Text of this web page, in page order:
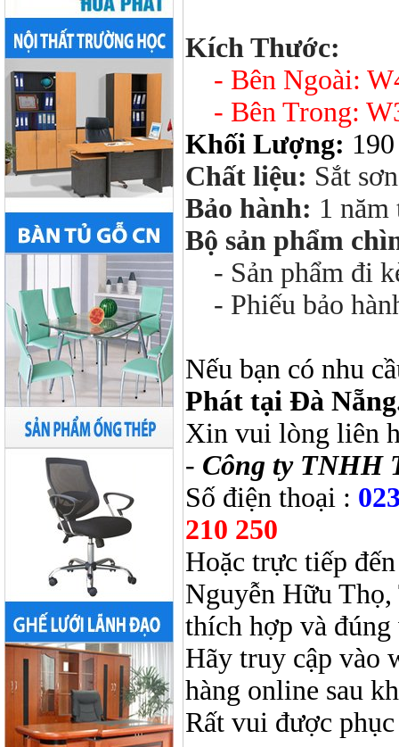
Kích Thước:
- Bên Ngoài:
- Bên Trong:
Khối Lượng:
Chất liệu: Sắt
Bảo hành: 1 năm
Bộ sản phẩm
- Sản phẩm đi
- Phiếu bảo
Nếu bạn có nhu
Phát tại Đà
Xin vui lòng liên
- Công ty TNHH
Số điện thoại :
210 250
Hoặc trực tiếp
Nguyễn Hữu Thọ,
thích hợp và
Hãy truy cập vào
hàng online sau
Rất vui được